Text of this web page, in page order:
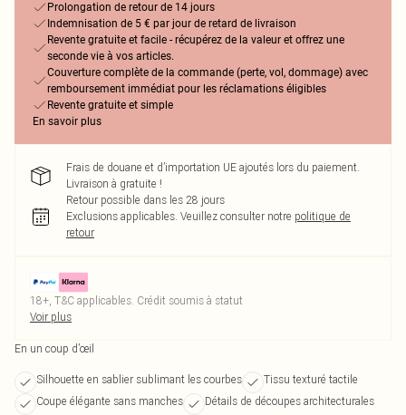
Prolongation de retour de 14 jours
Indemnisation de 5 € par jour de retard de livraison
Revente gratuite et facile - récupérez de la valeur et offrez une
seconde vie à vos articles.
Couverture complète de la commande (perte, vol, dommage) avec
remboursement immédiat pour les réclamations éligibles
Revente gratuite et simple
En savoir plus
Frais de douane et d’importation UE ajoutés lors du paiement.
Livraison à gratuite !
Retour possible dans les 28 jours
Exclusions applicables. Veuillez consulter notre politique de
retour
18+, T&C applicables. Crédit soumis à statut
Voir plus
En un coup d’œil
Silhouette en sablier sublimant les courbes
Tissu texturé tactile
Coupe élégante sans manches
Détails de découpes architecturales